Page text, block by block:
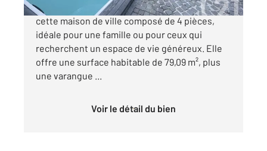
Ste Marie (proximité de Beauséjour) découvrez
cette maison de ville composé de 4 pièces,
idéale pour une famille ou pour ceux qui
recherchent un espace de vie généreux. Elle
offre une surface habitable de 79,09 m², plus
une varangue ...
Voir le détail du bien